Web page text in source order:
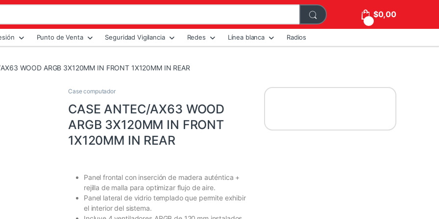
$0,00
Punto de Venta Seguridad Vigilancia Redes Línea blanca Radios
WOOD ARGB 3X120MM IN FRONT 1X120MM IN REAR
Case computador
CASE ANTEC/AX63 WOOD
ARGB 3X120MM IN FRONT
1X120MM IN REAR
Panel frontal con inserción de madera auténtica +
rejilla de malla para optimizar flujo de aire.
Panel lateral de vidrio templado que permite exhibir
el interior del sistema.